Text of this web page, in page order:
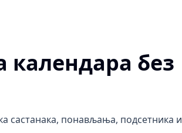
календара без
састанака, понављања, подсетника и